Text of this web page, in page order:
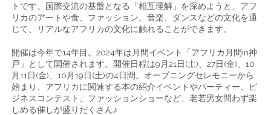
トです。国際交流の基盤となる「相互理解」を深めようと、アフ
リカのアートや食、ファッション、音楽、ダンスなどの文化を通
じて、リアルなアフリカの文化に触れることができます。
開催は今年で14年目。2024年は月間イベント「アフリカ月間in神
戸」として開催されます。開催日程は9月21日(土)、27日(金)、10
月11日(金)、10月19日(土)の4日間。オープニングセレモニーから
始まり、アフリカに関連する本の紹介イベントやパーティー、ビ
ジネスコンテスト、ファッションショーなど、老若男女問わず楽
しめる催しが盛りだくさん♪